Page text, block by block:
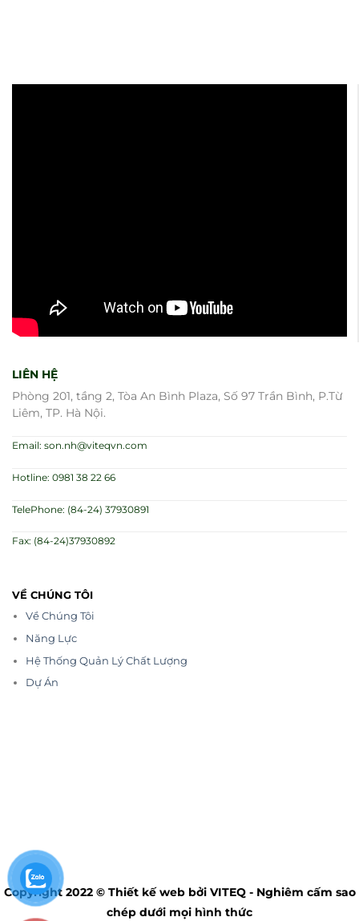
LIÊN HỆ
Phòng 201, tầng 2, Tòa An Bình Plaza, Số 97 Trần Bình, P.Từ
Liêm, TP. Hà Nội.
Email: son.nh@viteqvn.com
Hotline: 0981 38 22 66
TelePhone: (84-24) 37930891
Fax: (84-24)37930892
VỀ CHÚNG TÔI
Về Chúng Tôi
Năng Lực
Hệ Thống Quản Lý Chất Lượng
Dự Án
Copyright 2022 © Thiết kế web bởi VITEQ - Nghiêm cấm sao
chép dưới mọi hình thức